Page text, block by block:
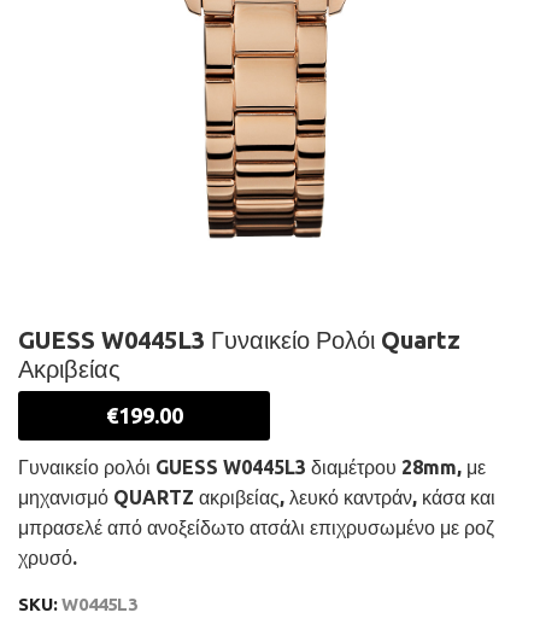
GUESS W0445L3 Γυναικείο Ρολόι Quartz
Ακριβείας
€199.00
Γυναικείο ρολόι GUESS W0445L3 διαμέτρου 28mm, με
μηχανισμό QUARTZ ακριβείας, λευκό καντράν, κάσα και
μπρασελέ από ανοξείδωτο ατσάλι επιχρυσωμένο με ροζ
χρυσό.
SKU:W0445L3